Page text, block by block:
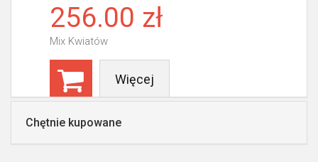
256.00 zł
Mix Kwiatów
Więcej
Chętnie kupowane